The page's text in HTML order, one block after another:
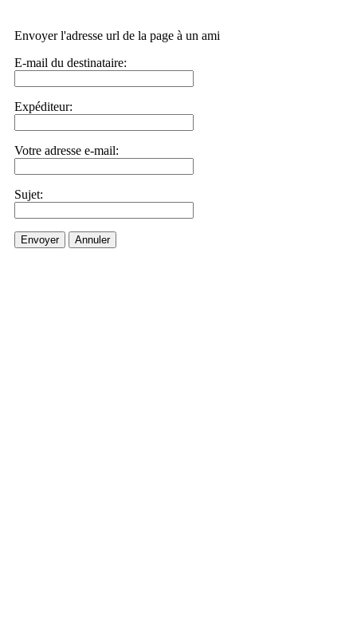
Envoyer l'adresse url de la page à un ami
E-mail du destinataire:
Expéditeur:
Votre adresse e-mail:
Sujet:
Envoyer Annuler